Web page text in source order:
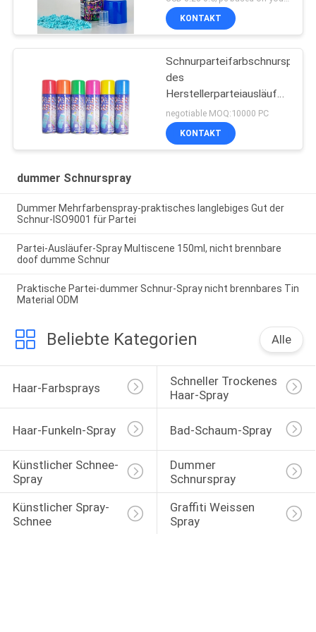
Spaß und Unterhaltung
KONTAKT
Schnurparteifarbschnurspray
des
dummer für Parteifeier
negotiable MOQ:10000 PC
KONTAKT
dummer Schnurspray
Dummer Mehrfarbenspray-praktisches langlebiges Gut der
Schnur-ISO9001 für Partei
Partei-Ausläufer-Spray Multiscene 150ml, nicht brennbare
doof dumme Schnur
Praktische Partei-dummer Schnur-Spray nicht brennbares Tin
Material ODM
Beliebte Kategorien Alle
Haar-Farbsprays
Schneller Trockenes
Haar-Spray
Haar-Funkeln-Spray Bad-Schaum-Spray
Künstlicher Schnee-
Spray
Dummer
Schnurspray
Künstlicher Spray-
Schnee
Graffiti Weissen
Spray